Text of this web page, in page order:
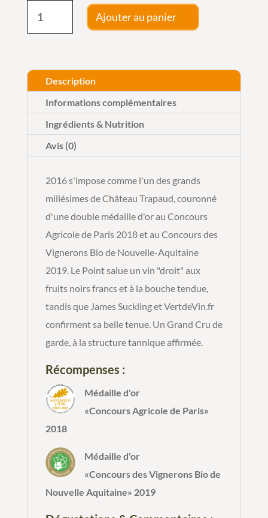
Saint-
Émilion
Grand
2016
Ajouter au panier
Description
Informations complémentaires
Ingrédients & Nutrition
Avis (0)
2016 s'impose comme l'un des grands
millésimes de Château Trapaud, couronné
d'une double médaille d'or au Concours
Agricole de Paris 2018 et au Concours des
Vignerons Bio de Nouvelle-Aquitaine
2019. Le Point salue un vin "droit" aux
fruits noirs francs et à la bouche tendue,
tandis que James Suckling et VertdeVin.fr
confirment sa belle tenue. Un Grand Cru de
garde, à la structure tannique affirmée.
Récompenses :
Médaille d'or
«Concours Agricole de Paris»
2018
Médaille d'or
«Concours des Vignerons Bio de
Nouvelle Aquitaine» 2019